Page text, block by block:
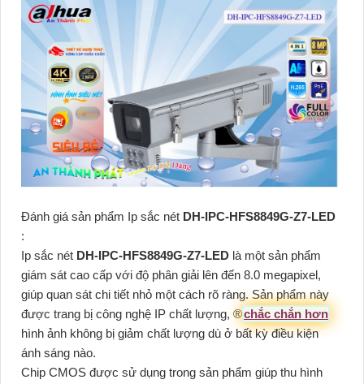
Đánh giá sản phẩm Ip sắc nét DH-IPC-HFS8849G-Z7-LED
:
Ip sắc nét DH-IPC-HFS8849G-Z7-LED là một sản phẩm
giám sát cao cấp với độ phân giải lên đến 8.0 megapixel,
giúp quan sát chi tiết nhỏ một cách rõ ràng. Sản phẩm này
được trang bị công nghệ IP chất lượng, ®️chắc chắn hơn
hình ảnh không bị giảm chất lượng dù ở bất kỳ điều kiện
ánh sáng nào.
Chip CMOS được sử dụng trong sản phẩm giúp thu hình